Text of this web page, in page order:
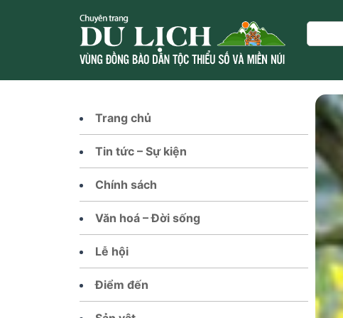
Search
Trang chủ
Tin tức – Sự kiện
Chính sách
Văn hoá – Đời sống
Lễ hội
Điểm đến